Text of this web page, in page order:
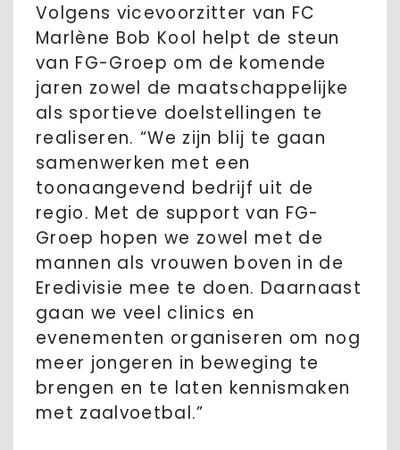
Volgens vicevoorzitter van FC
Marlène Bob Kool helpt de steun
van FG-Groep om de komende
jaren zowel de maatschappelijke
als sportieve doelstellingen te
realiseren. “We zijn blij te gaan
samenwerken met een
toonaangevend bedrijf uit de
regio. Met de support van FG-
Groep hopen we zowel met de
mannen als vrouwen boven in de
Eredivisie mee te doen. Daarnaast
gaan we veel clinics en
evenementen organiseren om nog
meer jongeren in beweging te
brengen en te laten kennismaken
met zaalvoetbal.”